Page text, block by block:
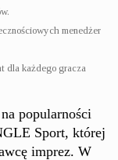
menedżer
dla każdego gracza
popularności
Sport, której
imprez. W